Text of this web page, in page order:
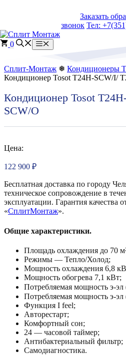
Заказать
звонок Тел:
0 Меню
Сплит-Монтаж ❅ Кондиционеры
Кондиционер Tosot T24H-SCW/I/
Кондиционер Tosot
SCW/O
Цена:
122 900 ₽
Бесплатная доставка по городу
техническое сопровождение в
эксплуатации. Гарантия качества
«СплитМонтаж».
Общие характеристики.
Площадь охлаждения до 70
Режимы — Тепло/Холод;
Мощность охлаждения 6,8
Мощность обогрева 7,1 кВт;
Потребляемая мощность э-эл
Потребляемая мощность э-
Функция I feel;
Авторестарт;
Комфортный сон;
24 — часовой таймер;
Антибактериальный фильтр;
Самодиагностика.